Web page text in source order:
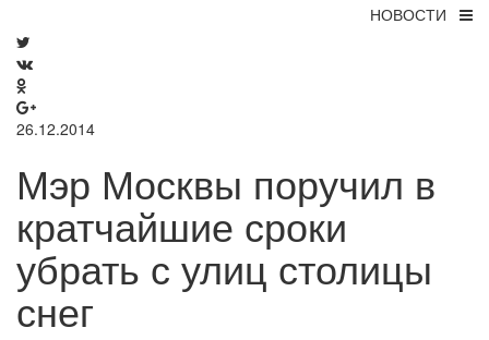
НОВОСТИ
26.12.2014
Мэр Москвы поручил в
кратчайшие сроки
убрать с улиц столицы
снег